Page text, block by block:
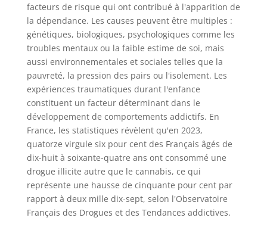
facteurs de risque qui ont contribué à l'apparition de
la dépendance. Les causes peuvent être multiples :
génétiques, biologiques, psychologiques comme les
troubles mentaux ou la faible estime de soi, mais
aussi environnementales et sociales telles que la
pauvreté, la pression des pairs ou l'isolement. Les
expériences traumatiques durant l'enfance
constituent un facteur déterminant dans le
développement de comportements addictifs. En
France, les statistiques révèlent qu'en 2023,
quatorze virgule six pour cent des Français âgés de
dix-huit à soixante-quatre ans ont consommé une
drogue illicite autre que le cannabis, ce qui
représente une hausse de cinquante pour cent par
rapport à deux mille dix-sept, selon l'Observatoire
Français des Drogues et des Tendances addictives.